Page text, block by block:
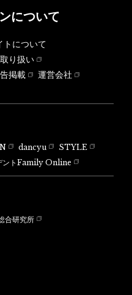
について
トについて
り扱い
掲載
運営会社
dancyu
STYLE
ントFamily Online
合研究所